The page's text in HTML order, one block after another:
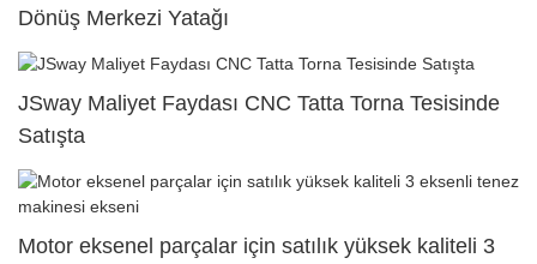
Dönüş Merkezi Yatağı
JSway Maliyet Faydası CNC Tatta Torna Tesisinde
Satışta
Motor eksenel parçalar için satılık yüksek kaliteli 3